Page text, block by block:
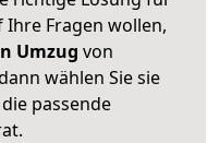
Ihre Fragen wollen,
Umzug von
wählen Sie sie
passende